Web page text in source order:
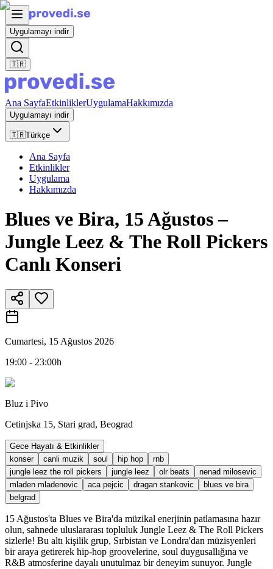
Uygulamayı indir
🇹🇷
Ana SayfaEtkinliklerUygulamaHakkımızda
Uygulamayı indir
🇹🇷Türkçe
Ana Sayfa
Etkinlikler
Uygulama
Hakkımızda
Blues ve Bira, 15 Ağustos –
Jungle Leez & The Roll Pickers
Canlı Konseri
Cumartesi, 15 Ağustos 2026
19:00 - 23:00h
Bluz i Pivo
Cetinjska 15, Stari grad, Beograd
Gece Hayatı & Etkinlikler
konser
canli muzik soul hip hop
rnb
jungle leez the roll pickers
jungle leez olr beats
nenad milosevic
mladen mladenovic
aca pejcic dragan stankovic
blues ve bira
belgrad
15 Ağustos'ta Blues ve Bira'da müzikal enerjinin patlamasına hazır
olun, sahnede uluslararası topluluk Jungle Leez & The Roll Pickers
sizlerle! Bu altı kişilik grup, Sırbistan ve Londra'dan müzisyenleri
bir araya getirerek hip-hop groovelerine, soul duygusallığına ve
R&B atmosferine dayalı unutulmaz bir deneyim sunuyor. Jungle